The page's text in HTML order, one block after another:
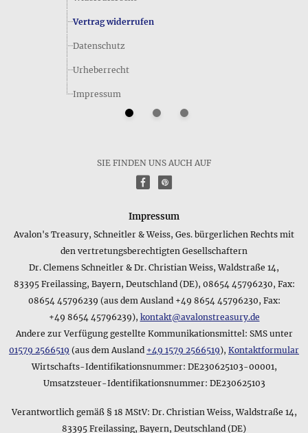
gibt der Hersteller an?
Für einen schnellen Überblick über den Lieferumfang des
Produkts Bernsteintropfen in Honigfarbe und Cognac •
Schmuckbeutel. Sollten Sie sich für weitere Details
interessieren, können Sie im oberen Bereich dieser
Produktseite mehr Informationen finden wie z.B. die Größe
oder das verwendete Material der Verpackung.
Welche Kurzinformation zum Material des Produkts
Bernsteintropfen in Honigfarbe und Cognac • Halskette
gibt der Hersteller an?
Neben den genauen Angaben zum Produkt Bernsteintropfen
in Honigfarbe und Cognac • Halskette, die Sie oben auf dieser
Seite finden, gibt es auch eine knappe Angabe zum Material
vom Hersteller, die folgendermaßen lautet: Bernstein. Falls
Sie noch weitere Fragen zum Produktmaterial haben, können
Adresse finden Sie im Impressum.
Vertrag widerrufen
Datenschutz
Urheberrecht
Impressum
SIE FINDEN UNS AUCH AUF
f P
Impressum
Avalon's Treasury, Schneitler & Weiss, Ges. bürgerlichen Rechts mit
den vertretungsberechtigten Gesellschaftern
Dr. Clemens Schneitler & Dr. Christian Weiss, Waldstraße 14,
83395 Freilassing, Bayern, Deutschland (DE), 08654 45796230, Fax:
08654 45796239 (aus dem Ausland +49 8654 45796230, Fax:
+49 8654 45796239), kontakt@avalonstreasury.de
Andere zur Verfügung gestellte Kommunikationsmittel: SMS unter
01579 2566519 (aus dem Ausland +49 1579 2566519), Kontaktformular
Wirtschafts-Identifikationsnummer: DE230625103-00001,
Umsatzsteuer-Identifikationsnummer: DE230625103
Verantwortlich gemäß § 18 MStV: Dr. Christian Weiss, Waldstraße 14,
83395 Freilassing, Bayern, Deutschland (DE)